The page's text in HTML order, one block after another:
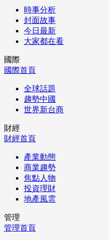
時事分析
封面故事
今日最新
大家都在看
國際
國際首頁
全球話題
趨勢中國
世界新台商
財經
財經首頁
產業動態
商業趨勢
焦點人物
投資理財
地產風雲
管理
管理首頁